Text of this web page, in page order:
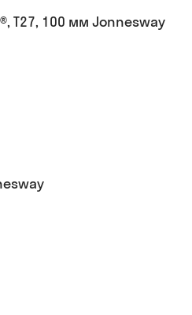
T27, 100 мм Jonnesway